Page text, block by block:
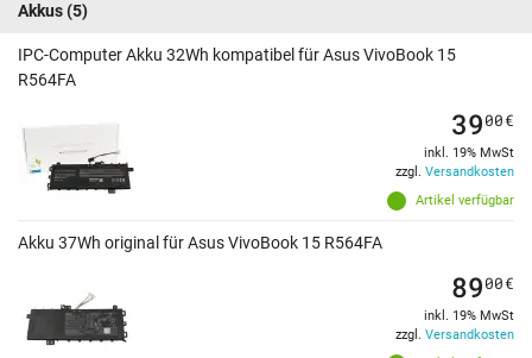
Akkus(5)
IPC-Computer Akku 32Wh kompatibel für Asus VivoBook 15
R564FA
Artikel verfügbar
3900€
inkl. 19% MwSt
zzgl. Versandkosten
Akku 37Wh original für Asus VivoBook 15 R564FA
8900€
inkl. 19% MwSt
zzgl. Versandkosten